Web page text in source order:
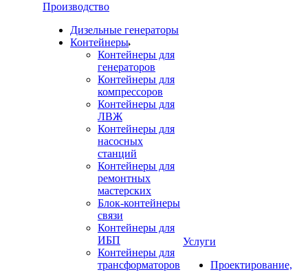
Производство
Дизельные генераторы
Контейнеры
Контейнеры для
генераторов
Контейнеры для
компрессоров
Контейнеры для
ЛВЖ
Контейнеры для
насосных
станций
Контейнеры для
ремонтных
мастерских
Блок-контейнеры
связи
Контейнеры для
ИБП
Контейнеры для
трансформаторов
Услуги
Проектирование,